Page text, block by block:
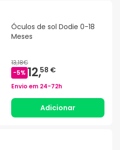
Óculos de sol Dodie 0-18
Meses
13,18€
-5% 12,58 €
Envio em 24-72h
Adicionar